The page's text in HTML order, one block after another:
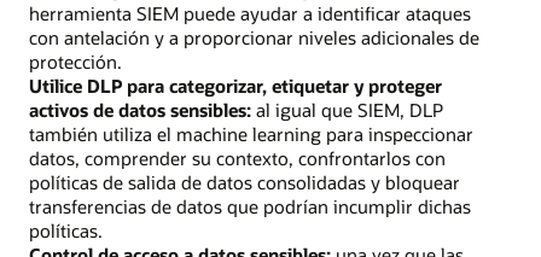
herramienta SIEM puede ayudar a identificar ataques
con antelación y a proporcionar niveles adicionales de
protección.
Utilice DLP para categorizar, etiquetar y proteger
activos de datos sensibles: al igual que SIEM, DLP
también utiliza el machine learning para inspeccionar
datos, comprender su contexto, confrontarlos con
políticas de salida de datos consolidadas y bloquear
transferencias de datos que podrían incumplir dichas
políticas.